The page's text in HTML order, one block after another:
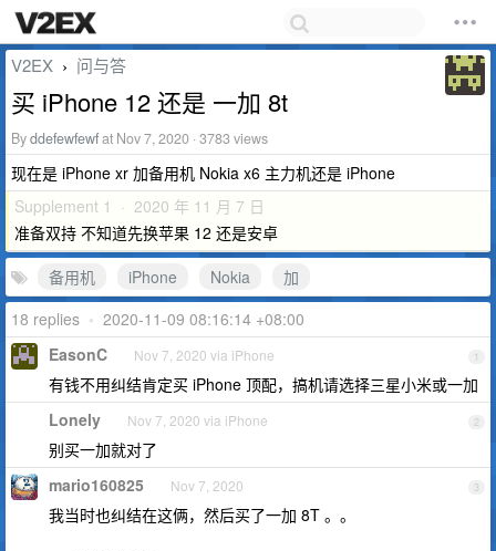
V2EX › 问与答
买 iPhone 12 还是 一加 8t
Byddefewfewfat Nov 7, 2020 · 3783 views
现在是 iPhone xr 加备用机 Nokia x6 主力机还是 iPhone
Supplement 1 · 2020 年 11 月 7 日
准备双持 不知道先换苹果 12 还是安卓
备用机
iPhone Nokia
加
18 replies • 2020-11-09 08:16:14 +08:00
1
EasonC Nov 7, 2020 via iPhone
有钱不用纠结肯定买 iPhone 顶配，搞机请选择三星小米或一加
2
Lonely Nov 7, 2020 via iPhone
别买一加就对了
3
mario160825 Nov 7, 2020
我当时也纠结在这俩，然后买了一加 8T 。。